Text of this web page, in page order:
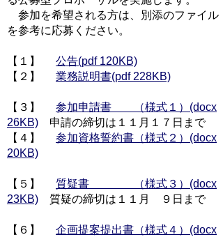
参加を希望される方は、別添のファイル
を参考に応募ください。
【１】
公告(pdf 120KB)
【２】
業務説明書(pdf 228KB)
【３】
参加申請書 （様式１）(docx
26KB) 申請の締切は１１月１７日まで
【４】
参加資格誓約書（様式２）(docx
20KB)
【５】
質疑書 （様式３）(docx
23KB) 質疑の締切は１１月 ９日まで
【６】
企画提案提出書（様式４）(docx